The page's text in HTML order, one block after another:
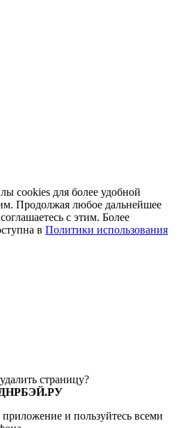
cookies для более удобной
Продолжая любое дальнейшее
с этим. Более
в Политики использования
страницу?
ДНРБЭЙ.РУ
и пользуйтесь всеми